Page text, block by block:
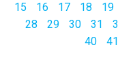
15
16 17 18 19
28
29 30 31
40
41